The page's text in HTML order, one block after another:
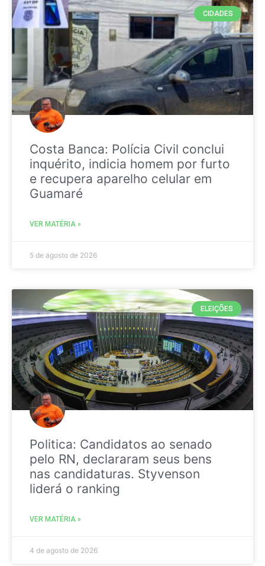
CIDADES
Costa Banca: Polícia Civil conclui
inquérito, indicia homem por furto
e recupera aparelho celular em
Guamaré
VER MATÉRIA »
5 de agosto de 2026
ELEIÇÕES
Politica: Candidatos ao senado
pelo RN, declararam seus bens
nas candidaturas. Styvenson
liderá o ranking
VER MATÉRIA »
4 de agosto de 2026